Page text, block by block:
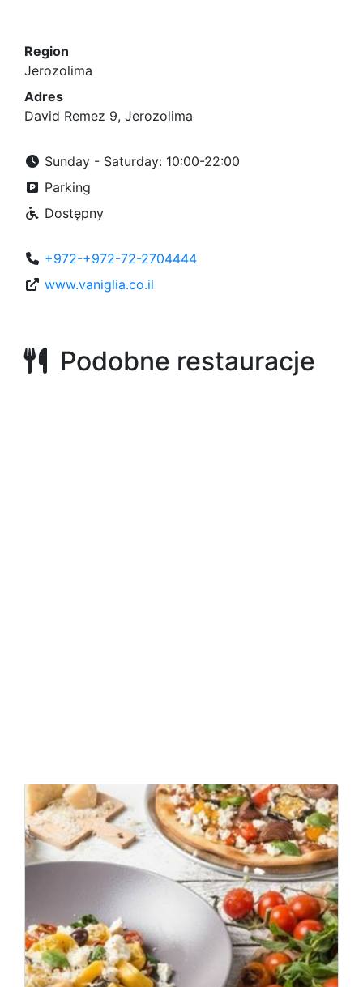
Region
Jerozolima
Adres
David Remez 9, Jerozolima
Sunday - Saturday: 10:00-22:00
Parking
Dostępny
+972-+972-72-2704444
www.vaniglia.co.il
Podobne restauracje